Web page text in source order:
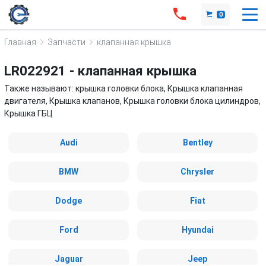
0
Главная Запчасти клапанная крышка
LR022921 - клапанная крышка
Также называют: крышка головки блока, Крышка клапанная
двигателя, Крышка клапанов, Крышка головки блока цилиндров,
Крышка ГБЦ
Audi Bentley
BMW Chrysler
Dodge Fiat
Ford Hyundai
Jaguar Jeep